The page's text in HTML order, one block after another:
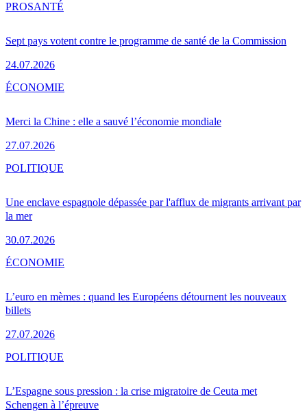
Sept pays votent contre le programme de santé de la Commission
24.07.2026
PROSANTÉ
Merci la Chine : elle a sauvé l’économie mondiale
27.07.2026
ÉCONOMIE
Une enclave espagnole dépassée par l'afflux de migrants arrivant par
la mer
30.07.2026
POLITIQUE
L’euro en mèmes : quand les Européens détournent les nouveaux
billets
27.07.2026
ÉCONOMIE
L’Espagne sous pression : la crise migratoire de Ceuta met
Schengen à l’épreuve
POLITIQUE